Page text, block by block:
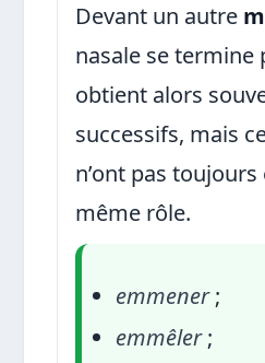
Devant un autre m
nasale se termine
obtient alors
successifs, mais
n’ont pas
même rôle.
emmener;
emmêler;